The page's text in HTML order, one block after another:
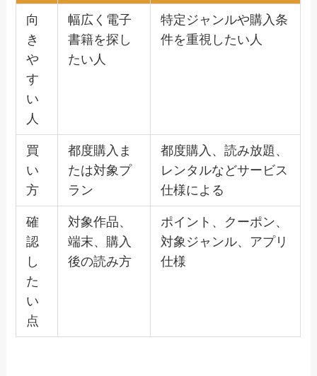
向
き
や
す
い
人
幅広く電子
書籍を探し
たい人
特定ジャンルや購入条
件を重視したい人
買
い
方
都度購入ま
たは対象プ
ラン
都度購入、読み放題、
レンタルなどサービス
仕様による
確
認
し
た
い
点
対象作品、
端末、購入
後の読み方
ポイント、クーポン、
対象ジャンル、アプリ
仕様